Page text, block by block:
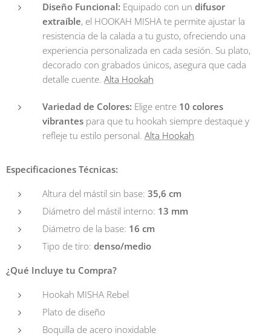
Diseño Funcional: Equipado con un difusor
extraíble, el HOOKAH MISHA te permite ajustar la
resistencia de la calada a tu gusto, ofreciendo una
experiencia personalizada en cada sesión. Su plato,
decorado con grabados únicos, asegura que cada
detalle cuente. Alta Hookah
Variedad de Colores: Elige entre 10 colores
vibrantes para que tu hookah siempre destaque y
refleje tu estilo personal. Alta Hookah
Especificaciones Técnicas:
Altura del mástil sin base: 35,6 cm
Diámetro del mástil interno: 13 mm
Diámetro de la base: 16 cm
Tipo de tiro: denso/medio
¿Qué Incluye tu Compra?
Hookah MISHA Rebel
Plato de diseño
Boquilla de acero inoxidable